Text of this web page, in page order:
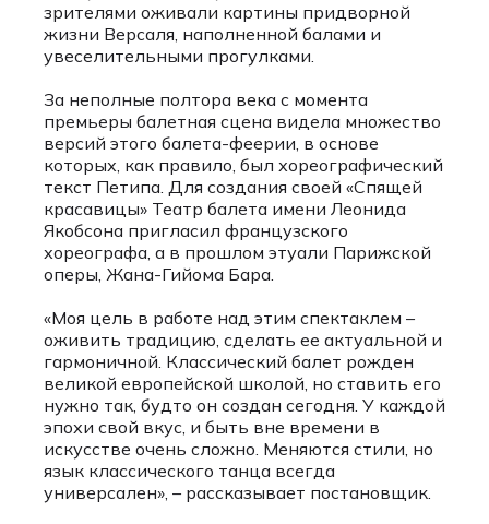
зрителями оживали картины придворной
жизни Версаля, наполненной балами и
увеселительными прогулками.
За неполные полтора века с момента
премьеры балетная сцена видела множество
версий этого балета-феерии, в основе
которых, как правило, был хореографический
текст Петипа. Для создания своей «Спящей
красавицы» Театр балета имени Леонида
Якобсона пригласил французского
хореографа, а в прошлом этуали Парижской
оперы, Жана-Гийома Бара.
«Моя цель в работе над этим спектаклем –
оживить традицию, сделать ее актуальной и
гармоничной. Классический балет рожден
великой европейской школой, но ставить его
нужно так, будто он создан сегодня. У каждой
эпохи свой вкус, и быть вне времени в
искусстве очень сложно. Меняются стили, но
язык классического танца всегда
универсален», – рассказывает постановщик.